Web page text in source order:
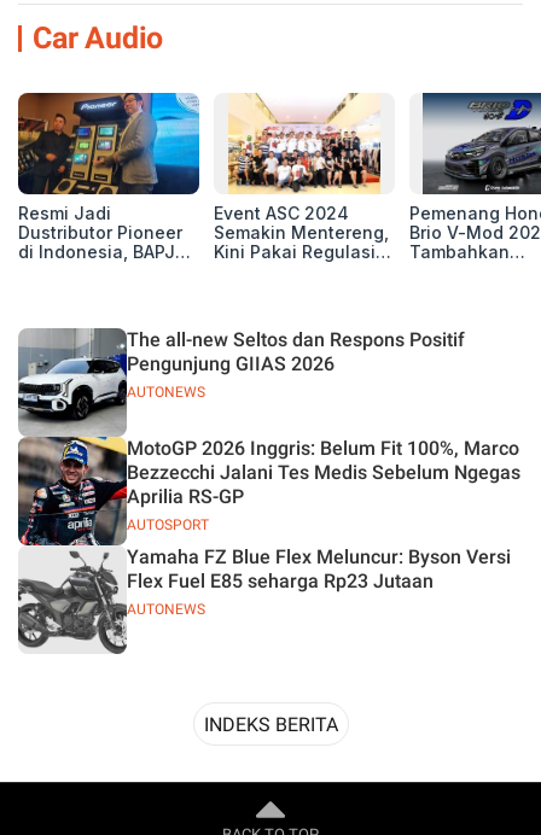
Car Audio
Resmi Jadi
Dustributor Pioneer
di Indonesia, BAPJ
Event ASC 2024
Semakin Mentereng,
Kini Pakai Regulasi
Pemenang
Brio V-Mod
Tambahkan
AUTONEWS
The all-new Seltos dan Respons Positif
Pengunjung GIIAS 2026
AUTOSPORT
MotoGP 2026 Inggris: Belum Fit 100%, Marco
Bezzecchi Jalani Tes Medis Sebelum Ngegas
Aprilia RS-GP
AUTONEWS
Yamaha FZ Blue Flex Meluncur: Byson Versi
Flex Fuel E85 seharga Rp23 Jutaan
INDEKS BERITA